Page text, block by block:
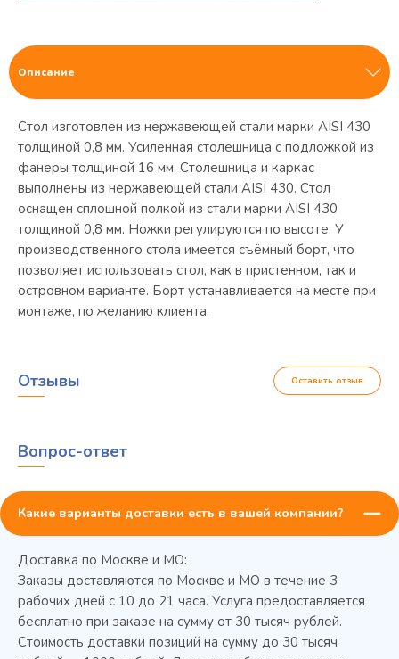
Описание
Стол изготовлен из нержавеющей стали марки AISI 430
толщиной 0,8 мм. Усиленная столешница с подложкой из
фанеры толщиной 16 мм. Столешница и каркас
выполнены из нержавеющей стали AISI 430. Стол
оснащен сплошной полкой из стали марки AISI 430
толщиной 0,8 мм. Ножки регулируются по высоте. У
производственного стола имеется съёмный борт, что
позволяет использовать стол, как в пристенном, так и
островном варианте. Борт устанавливается на месте при
монтаже, по желанию клиента.
Отзывы Оставить отзыв
Вопрос-ответ
Какие варианты доставки есть в вашей компании?
Доставка по Москве и МО:
Заказы доставляются по Москве и МО в течение 3
рабочих дней с 10 до 21 часа. Услуга предоставляется
бесплатно при заказе на сумму от 30 тысяч рублей.
Стоимость доставки позиций на сумму до 30 тысяч